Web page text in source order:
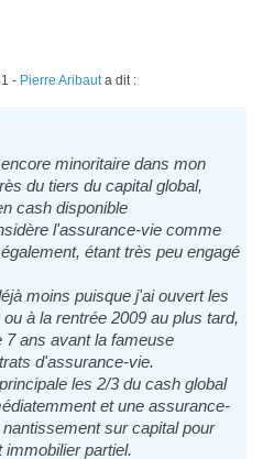
- Pierre Aribauta dit :
minoritaire dans mon
du tiers du capital global,
cash disponible
l'assurance-vie comme
étant très peu engagé
moins puisque j'ai ouvert les
à la rentrée 2009 au plus tard,
7 ans avant la fameuse
d'assurance-vie.
les 2/3 du cash global
et une assurance-
sur capital pour
immobilier partiel.